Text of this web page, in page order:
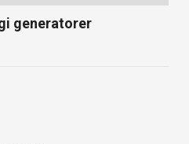
generatorer